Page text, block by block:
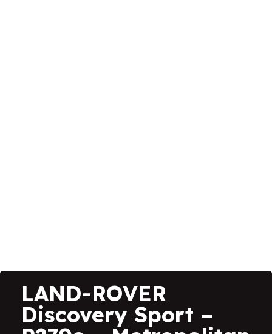
LAND-ROVER
Discovery Sport –